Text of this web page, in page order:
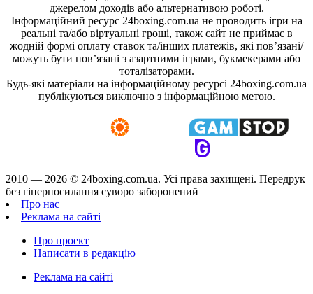
джерелом доходів або альтернативою роботі.
Інформаційний ресурс 24boxing.com.ua не проводить ігри на
реальні та/або віртуальні гроші, також сайт не приймає в
жодній формі оплату ставок та/інших платежів, які пов’язані/
можуть бути пов’язані з азартними іграми, букмекерами або
тоталізаторами.
Будь-які матеріали на інформаційному ресурсі 24boxing.com.ua
публікуються виключно з інформаційною метою.
2010 — 2026 © 24boxing.com.ua. Усi права захищенi. Передрук
без гіперпосилання суворо заборонений
Про нас
Реклама на сайті
Про проект
Написати в редакцію
Реклама на сайті